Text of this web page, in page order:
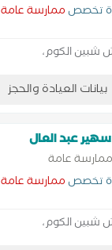
تخصص ممارسة عامة
شبين الكوم،
بيانات العيادة والحجز
عبد العال
عامة
تخصص ممارسة عامة
شبين الكوم،